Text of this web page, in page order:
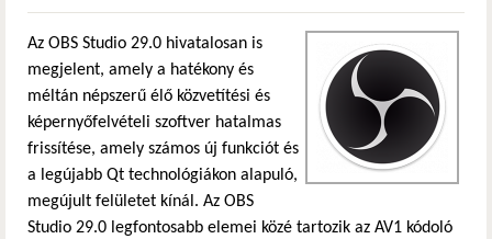
Az OBS Studio 29.0 hivatalosan is
megjelent, amely a hatékony és
méltán népszerű élő közvetítési és
képernyőfelvételi szoftver hatalmas
frissítése, amely számos új funkciót és
a legújabb Qt technológiákon alapuló,
megújult felületet kínál. Az OBS
Studio 29.0 legfontosabb elemei közé tartozik az AV1 kódoló